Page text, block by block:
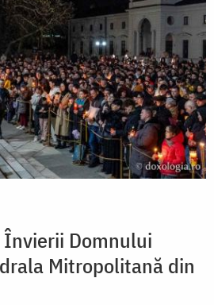
Domnului
Mitropolitană din